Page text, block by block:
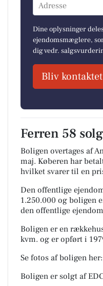
Adresse
Dine oplysninger
ejendomsmæglere,
dig vedr.
Bliv kontaktet
Ferren 58
Boligen overtages af
maj. Køberen har
hvilket svarer til en
Den offentlige
1.250.000 og boligen
den offentlige
Boligen er en
kvm. og er opført i
Se fotos af boligen her:
Boligen er solgt af